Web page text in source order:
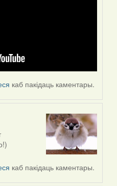
каб пакідаць каментары.
каб пакідаць каментары.